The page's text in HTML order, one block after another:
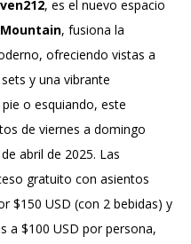
, es el nuevo espacio
, fusiona la
ofreciendo vistas a
y una vibrante
pie o esquiando, este
de viernes a domingo
abril de 2025. Las
gratuito con asientos
$150 USD (con 2 bebidas) y
a $100 USD por persona,